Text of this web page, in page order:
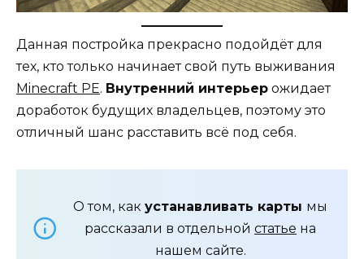
Данная постройка прекрасно подойдёт для
тех, кто только начинает свой путь выживания
Minecraft PE. Внутренний интерьер ожидает
доработок будущих владельцев, поэтому это
отличный шанс расставить всё под себя.
О том, как устанавливать карты мы
рассказали в отдельной статье на
нашем сайте.